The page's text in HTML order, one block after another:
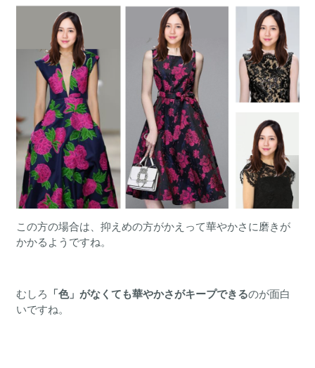
この方の場合は、抑えめの方がかえって華やかさに磨きが
かかるようですね。
むしろ 「色」がなくても華やかさがキープできるのが面白
いですね。